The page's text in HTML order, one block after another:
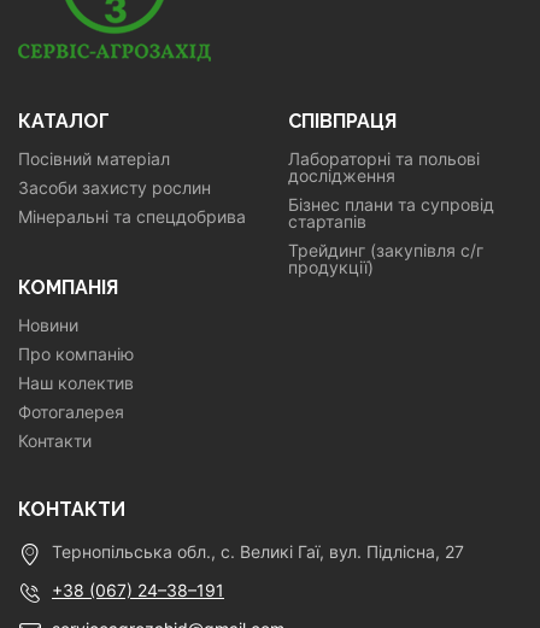
КАТАЛОГ
Посівний матеріал
Засоби захисту рослин
Мінеральні та спецдобрива
СПІВПРАЦЯ
Лабораторні та польові
дослідження
Бізнес плани та супровід
стартапів
Трейдинг (закупівля с/г
продукції)
КОМПАНІЯ
Новини
Про компанію
Наш колектив
Фотогалерея
Контакти
КОНТАКТИ
Тернопільська обл., с. Великі Гаї, вул. Підлісна, 27
+38 (067) 24–38–191